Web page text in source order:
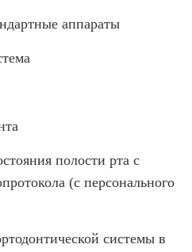
аппараты
полости рта с
(с персонального
системы в